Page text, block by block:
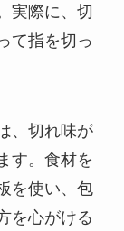
実際に、切
て指を切っ
、切れ味が
す。食材を
を使い、包
を心がける